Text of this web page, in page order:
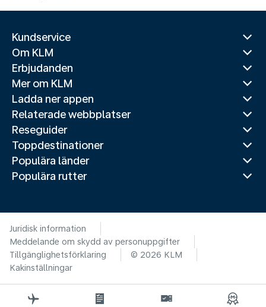
Kundservice
Om KLM
Erbjudanden
Mer om KLM
Ladda ner appen
Relaterade webbplatser
Reseguider
Toppdestinationer
Populära länder
Populära rutter
Juridisk information
Meddelande om skydd av personuppgifter
Tillgänglighetsförklaring
© 2026 KLM
Kakinställningar